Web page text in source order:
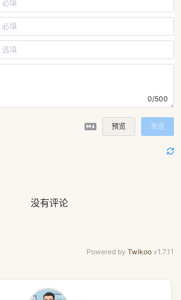
0/500
预览 发送
没有评论
Powered by Twikoo v1.7.11